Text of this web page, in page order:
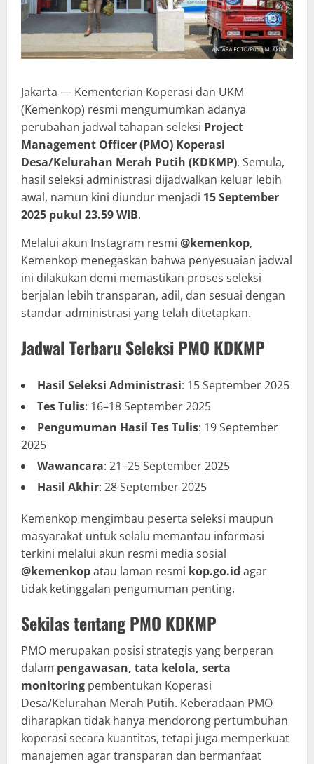
Jakarta — Kementerian Koperasi dan UKM
(Kemenkop) resmi mengumumkan adanya
perubahan jadwal tahapan seleksi Project
Management Officer (PMO) Koperasi
Desa/Kelurahan Merah Putih (KDKMP). Semula,
hasil seleksi administrasi dijadwalkan keluar lebih
awal, namun kini diundur menjadi 15 September
2025 pukul 23.59 WIB.
Melalui akun Instagram resmi @kemenkop,
Kemenkop menegaskan bahwa penyesuaian jadwal
ini dilakukan demi memastikan proses seleksi
berjalan lebih transparan, adil, dan sesuai dengan
standar administrasi yang telah ditetapkan.
Jadwal Terbaru Seleksi PMO KDKMP
Hasil Seleksi Administrasi: 15 September 2025
Tes Tulis: 16–18 September 2025
Pengumuman Hasil Tes Tulis: 19 September
2025
Wawancara: 21–25 September 2025
Hasil Akhir: 28 September 2025
Kemenkop mengimbau peserta seleksi maupun
masyarakat untuk selalu memantau informasi
terkini melalui akun resmi media sosial
@kemenkopatau laman resmi kop.go.id agar
tidak ketinggalan pengumuman penting.
Sekilas tentang PMO KDKMP
PMO merupakan posisi strategis yang berperan
dalam pengawasan, tata kelola, serta
monitoring pembentukan Koperasi
Desa/Kelurahan Merah Putih. Keberadaan PMO
diharapkan tidak hanya mendorong pertumbuhan
koperasi secara kuantitas, tetapi juga memperkuat
manajemen agar transparan dan bermanfaat